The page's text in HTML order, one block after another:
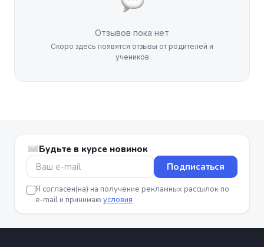
Отзывов пока нет
Скоро здесь появятся отзывы от родителей и
учеников
Будьте в курсе новинок
Подписаться
Я согласен(на) на получение рекламных рассылок по
e-mail и принимаю условия